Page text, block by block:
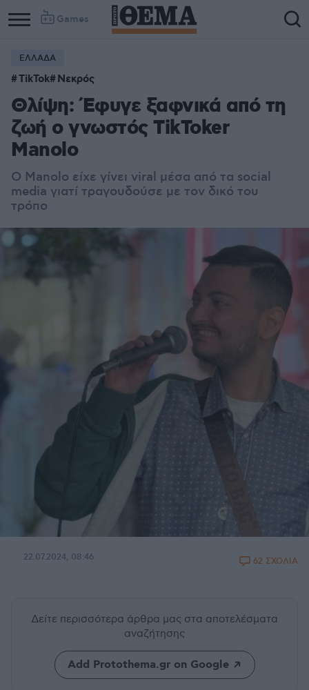
Games
ΕΛΛΑΔΑ
TikTok Νεκρός
Θλίψη: Έφυγε ξαφνικά από τη
ζωή ο γνωστός TikToker
Manolo
Ο Manolo είχε γίνει viral μέσα από τα social
media γιατί τραγουδούσε με τον δικό του
τρόπο
22.07.2024, 08:46 62 ΣΧΟΛΙΑ
Δείτε περισσότερα άρθρα μας στα αποτελέσματα
αναζήτησης
Add Protothema.gr on Google